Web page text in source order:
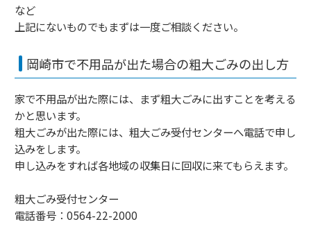
など
上記にないものでもまずは一度ご相談ください。
岡崎市で不用品が出た場合の粗大ごみの出し方
家で不用品が出た際には、まず粗大ごみに出すことを考える
かと思います。
粗大ごみが出た際には、粗大ごみ受付センターへ電話で申し
込みをします。
申し込みをすれば各地域の収集日に回収に来てもらえます。
粗大ごみ受付センター
電話番号：0564-22-2000